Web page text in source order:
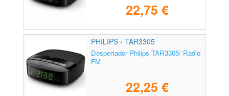
22,75 €
PHILIPS - TAR3305
Despertador Philips TAR3305/ Radio
FM
22,25 €